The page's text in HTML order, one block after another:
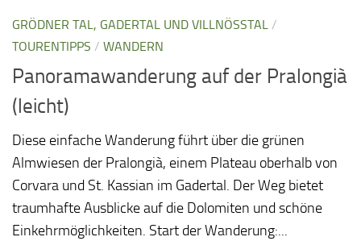
GRÖDNER TAL, GADERTAL UND VILLNÖSSTAL
/
TOURENTIPPS / WANDERN
Panoramawanderung auf der Pralongià
(leicht)
Diese einfache Wanderung führt über die grünen
Almwiesen der Pralongià, einem Plateau oberhalb von
Corvara und St. Kassian im Gadertal. Der Weg bietet
traumhafte Ausblicke auf die Dolomiten und schöne
Einkehrmöglichkeiten. Start der Wanderung:...